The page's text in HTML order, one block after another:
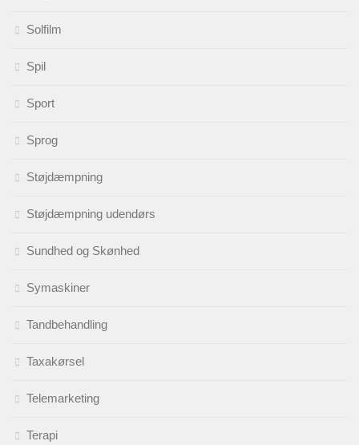
Solfilm
Spil
Sport
Sprog
Støjdæmpning
Støjdæmpning udendørs
Sundhed og Skønhed
Symaskiner
Tandbehandling
Taxakørsel
Telemarketing
Terapi